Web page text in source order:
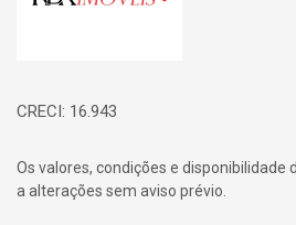
CRECI: 16.943
Os valores, condições e disponibilidade
a alterações sem aviso prévio.